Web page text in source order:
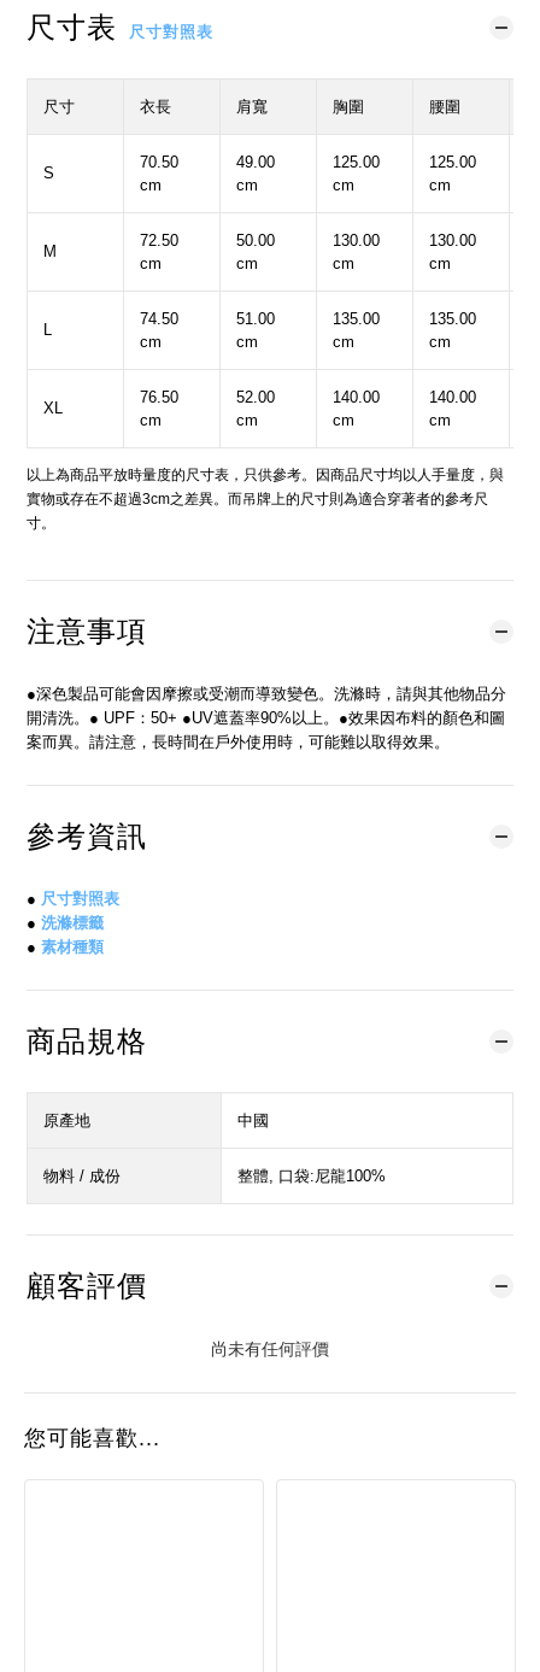
尺寸表 尺寸對照表
尺寸 衣長 肩寬 胸圍 腰圍
S
70.50
cm
49.00
cm
125.00
cm
125.00
cm
M
72.50
cm
50.00
cm
130.00
cm
130.00
cm
L
74.50
cm
51.00
cm
135.00
cm
135.00
cm
XL
76.50
cm
52.00
cm
140.00
cm
140.00
cm
以上為商品平放時量度的尺寸表，只供參考。因商品尺寸均以人手量度，與
實物或存在不超過3cm之差異。而吊牌上的尺寸則為適合穿著者的參考尺
寸。
注意事項
●深色製品可能會因摩擦或受潮而導致變色。洗滌時，請與其他物品分
開清洗。● UPF：50+ ●UV遮蓋率90%以上。●效果因布料的顏色和圖
案而異。請注意，長時間在戶外使用時，可能難以取得效果。
參考資訊
● 尺寸對照表
● 洗滌標籤
● 素材種類
商品規格
原產地 中國
物料 / 成份 整體, 口袋:尼龍100%
顧客評價
尚未有任何評價
您可能喜歡...